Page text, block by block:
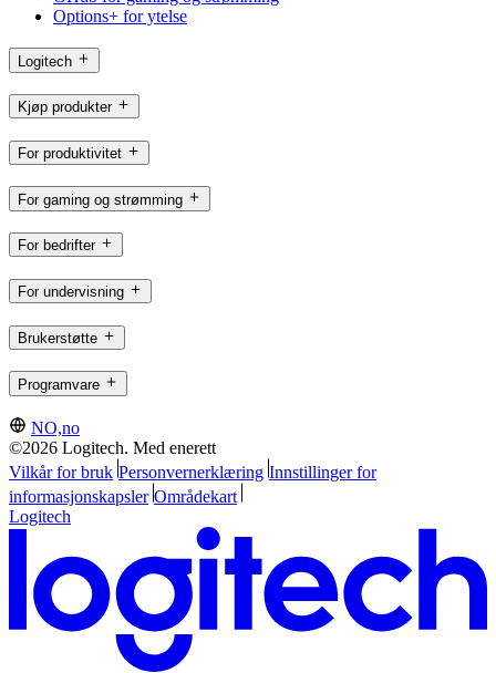
Options+ for ytelse
Logitech
Kjøp produkter
For produktivitet
For gaming og strømming
For bedrifter
For undervisning
Brukerstøtte
Programvare
NO,no
©2026 Logitech. Med enerett
Vilkår for bruk Personvernerklæring Innstillinger for
informasjonskapsler Områdekart
Logitech